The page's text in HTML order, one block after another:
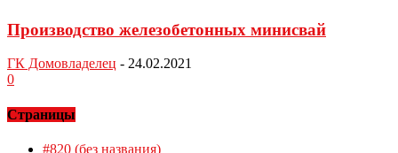
Производство железобетонных минисвай
ГК Домовладелец - 24.02.2021
0
Страницы
#820 (без названия)